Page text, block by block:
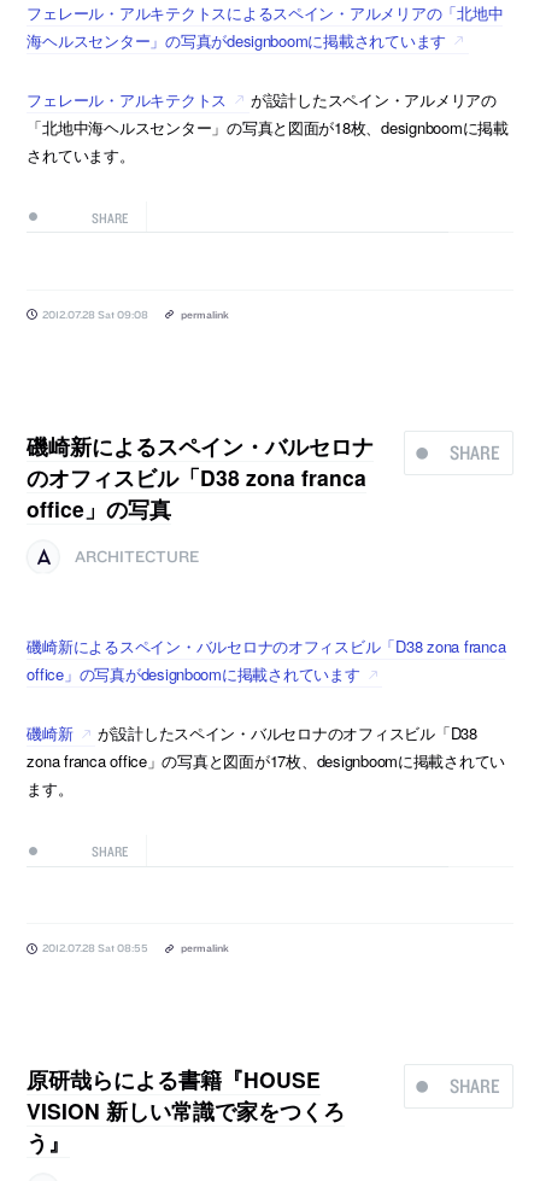
フェレール・アルキテクトスによるスペイン・アルメリアの「北地中
海ヘルスセンター」の写真がdesignboomに掲載されています
フェレール・アルキテクトス
が設計したスペイン・アルメリアの
「北地中海ヘルスセンター」の写真と図面が18枚、designboomに掲載
されています。
SHARE
2012.07.28 Sat 09:08 permalink
SHARE
磯崎新によるスペイン・バルセロナ
のオフィスビル「D38 zona franca
office」の写真
ARCHITECTURE
磯崎新によるスペイン・バルセロナのオフィスビル「D38 zona franca
office」の写真がdesignboomに掲載されています
磯崎新
が設計したスペイン・バルセロナのオフィスビル「D38
zona franca office」の写真と図面が17枚、designboomに掲載されてい
ます。
SHARE
2012.07.28 Sat 08:55 permalink
SHARE
原研哉らによる書籍『HOUSE
VISION 新しい常識で家をつくろ
う』